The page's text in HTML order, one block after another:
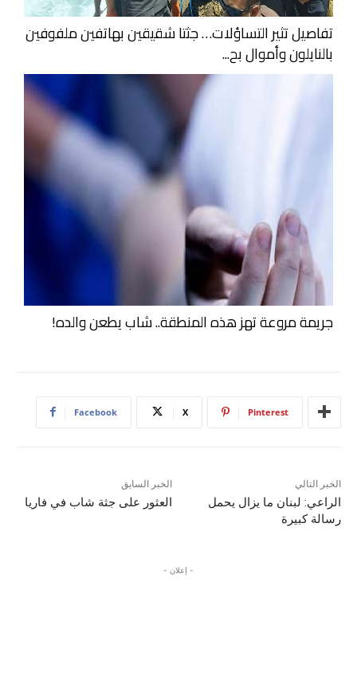
تفاصيل تثير التساؤلات… جثتا شقيقين بهاتفين ملفوفين
بالنايلون وأموال بح...
جريمة مروعة تهز هذه المنطقة.. شاب يطعن والده!
Facebook X Pinterest
الخبر السابق
العثور على جثة شاب في فاريا
الخبر التالي
الراعي: لبنان ما يزال يحمل
رسالة كبيرة
- إعلان -